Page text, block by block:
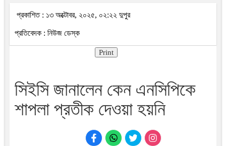
প্রকাশিত : ১৩ অক্টোবর, ২০২৫, ০২:২২ দুপুর
প্রতিবেদক : নিউজ ডেস্ক
Print
সিইসি জানালেন কেন এনসিপিকে
শাপলা প্রতীক দেওয়া হয়নি